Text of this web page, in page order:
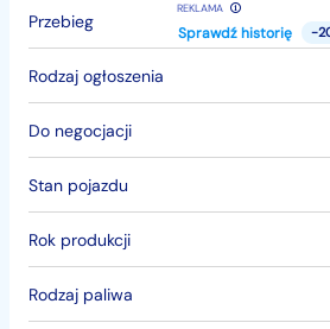
Przebieg
REKLAMA
Sprawdź historię -
Rodzaj ogłoszenia
Do negocjacji
Stan pojazdu
Rok produkcji
Rodzaj paliwa